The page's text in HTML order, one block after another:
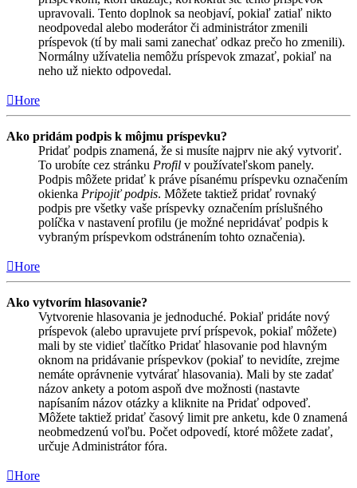
upravovali. Tento doplnok sa neobjaví, pokiaľ zatiaľ nikto
neodpovedal alebo moderátor či administrátor zmenili
príspevok (tí by mali sami zanechať odkaz prečo ho zmenili).
Normálny užívatelia nemôžu príspevok zmazať, pokiaľ na
neho už niekto odpovedal.
Hore
Ako pridám podpis k môjmu príspevku?
Pridať podpis znamená, že si musíte najprv nie aký vytvoriť.
To urobíte cez stránku Profil v používateľskom panely.
Podpis môžete pridať k práve písanému príspevku označením
okienka Pripojiť podpis. Môžete taktiež pridať rovnaký
podpis pre všetky vaše príspevky označením príslušného
políčka v nastavení profilu (je možné nepridávať podpis k
vybraným príspevkom odstránením tohto označenia).
Hore
Ako vytvorím hlasovanie?
Vytvorenie hlasovania je jednoduché. Pokiaľ pridáte nový
príspevok (alebo upravujete prví príspevok, pokiaľ môžete)
mali by ste vidieť tlačítko Pridať hlasovanie pod hlavným
oknom na pridávanie príspevkov (pokiaľ to nevidíte, zrejme
nemáte oprávnenie vytvárať hlasovania). Mali by ste zadať
názov ankety a potom aspoň dve možnosti (nastavte
napísaním názov otázky a kliknite na Pridať odpoveď.
Môžete taktiež pridať časový limit pre anketu, kde 0 znamená
neobmedzenú voľbu. Počet odpovedí, ktoré môžete zadať,
určuje Administrátor fóra.
Hore